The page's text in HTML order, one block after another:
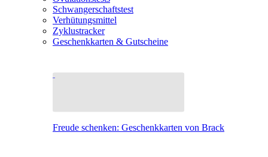
Schwangerschaftstest
Verhütungsmittel
Zyklustracker
Geschenkkarten & Gutscheine
Freude schenken: Geschenkkarten von Brack